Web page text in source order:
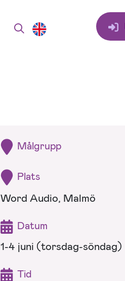
Målgrupp
Plats
Word Audio, Malmö
Datum
1-4 juni (torsdag-söndag)
Tid